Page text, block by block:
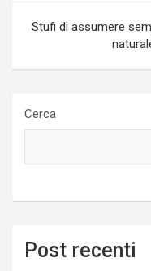
Stufi di assumere
Cerca
Post recenti